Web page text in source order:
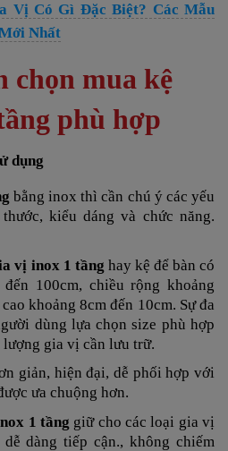
Vị Có Gì Đặc Biệt? Các Mẫu
Nhất
chọn mua kệ
phù hợp
dụng
bằng inox thì cần chú ý các yếu
kiểu dáng và chức năng.
vị inox 1 tầng hay kệ để bàn có
100cm, chiều rộng khoảng
khoảng 8cm đến 10cm. Sự đa
dùng lựa chọn size phù hợp
gia vị cần lưu trữ.
giản, hiện đại, dễ phối hợp với
ưa chuộng hơn.
1 tầng giữ cho các loại gia vị
dàng tiếp cận., không chiếm